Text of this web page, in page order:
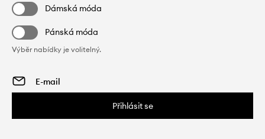
Dámská móda
Pánská móda
Výběr nabídky je volitelný.
Přihlásit se